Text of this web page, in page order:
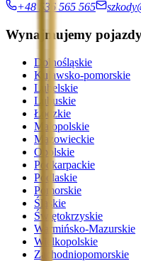
+48 536 565 565
Wynajmujemy
Dolnośląskie
Kujawsko-pomorskie
Lubelskie
Lubuskie
Łódzkie
Małopolskie
Mazowieckie
Opolskie
Podkarpackie
Podlaskie
Pomorskie
Śląskie
Świętokrzyskie
Warmińsko-Mazurskie
Wielkopolskie
Zachodniopomorskie